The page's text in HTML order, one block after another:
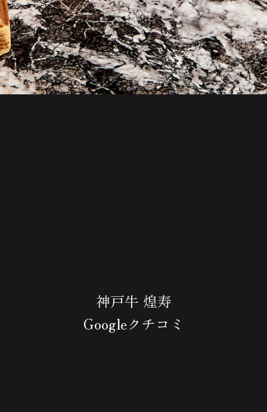
神戸牛 煌寿
Googleクチコミ